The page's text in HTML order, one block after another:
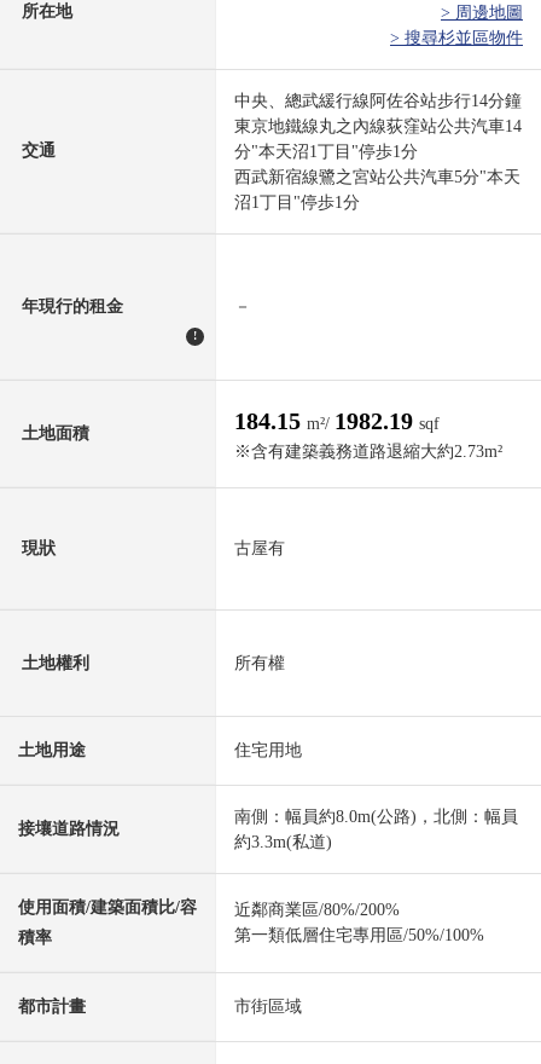
所在地
> 周邊地圖
> 搜尋杉並區物件
交通
中央、總武緩行線阿佐谷站步行14分鐘
東京地鐵線丸之內線荻窪站公共汽車14
分"本天沼1丁目"停歩1分
西武新宿線鷺之宮站公共汽車5分"本天
沼1丁目"停歩1分
年現行的租金
!
－
土地面積 184.15 m²/ 1982.19 sqf
※含有建築義務道路退縮大約2.73m²
現狀 古屋有
土地權利 所有權
土地用途 住宅用地
接壤道路情況
南側：幅員約8.0m(公路)，北側：幅員
約3.3m(私道)
使用面積/建築面積比/容
積率
近鄰商業區/80%/200%
第一類低層住宅專用區/50%/100%
都市計畫 市街區域